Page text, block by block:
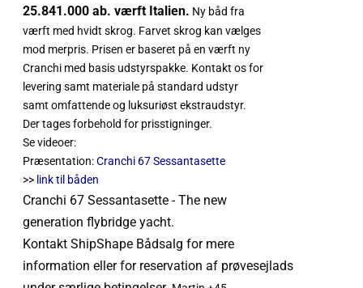
25.841.000 ab. værft Italien. Ny båd fra
værft med hvidt skrog. Farvet skrog kan vælges
mod merpris. Prisen er baseret på en værft ny
Cranchi med basis udstyrspakke. Kontakt os for
levering samt materiale på standard udstyr
samt omfattende og luksuriøst ekstraudstyr.
Der tages forbehold for prisstigninger.
Se videoer:
Præsentation:Cranchi 67 Sessantasette
>> link til båden
Cranchi 67 Sessantasette - The new
generation flybridge yacht.
Kontakt ShipShape Bådsalg for mere
informationellerfor reservation af prøvesejlads